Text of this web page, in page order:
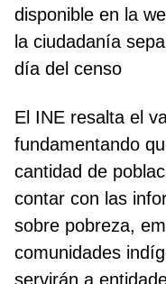
disponible en la
la ciudadanía
día del censo
El INE resalta el
fundamentando
cantidad de
contar con las
sobre pobreza,
comunidades
servirán a